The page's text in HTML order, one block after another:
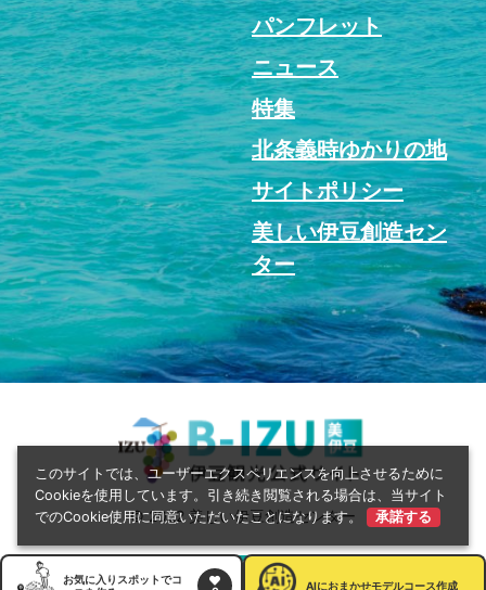
このサイトでは、ユーザーエクスペリエンスを向上させるために
Cookieを使用しています。引き続き閲覧される場合は、当サイト
でのCookie使用に同意いただいたことになります。
承諾する
お気に入りスポットでコ
AIにおまかせモデルコース作成
パンフレット
ニュース
特集
北条義時ゆかりの地
サイトポリシー
美しい伊豆創造セン
ター
© 2022 美しい伊豆創造センター